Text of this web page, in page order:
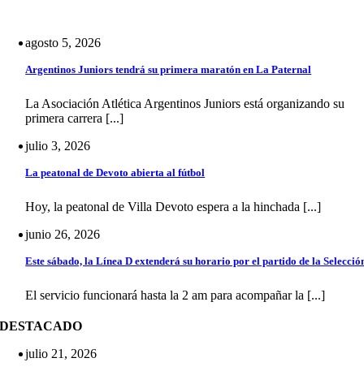
agosto 5, 2026
Argentinos Juniors tendrá su primera maratón en La Paternal
La Asociación Atlética Argentinos Juniors está organizando su
primera carrera [...]
julio 3, 2026
La peatonal de Devoto abierta al fútbol
Hoy, la peatonal de Villa Devoto espera a la hinchada [...]
junio 26, 2026
Este sábado, la Línea D extenderá su horario por el partido de la
El servicio funcionará hasta la 2 am para acompañar la [...]
DESTACADO
julio 21, 2026